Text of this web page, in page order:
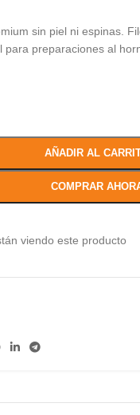
sin piel ni espinas.
para preparaciones al
AÑADIR AL
COMPRAR
viendo este producto